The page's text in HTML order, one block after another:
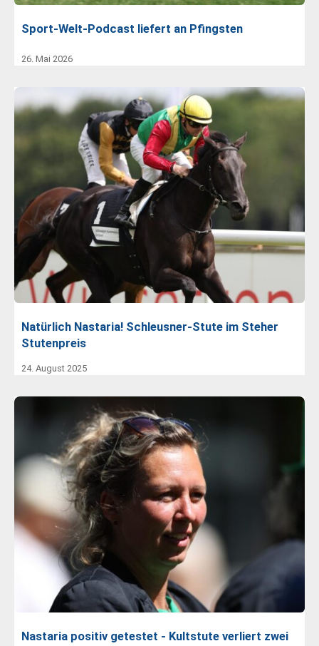
Sport-Welt-Podcast liefert an Pfingsten
26. Mai 2026
Natürlich Nastaria! Schleusner-Stute im Steher
Stutenpreis
24. August 2025
Nastaria positiv getestet - Kultstute verliert zwei